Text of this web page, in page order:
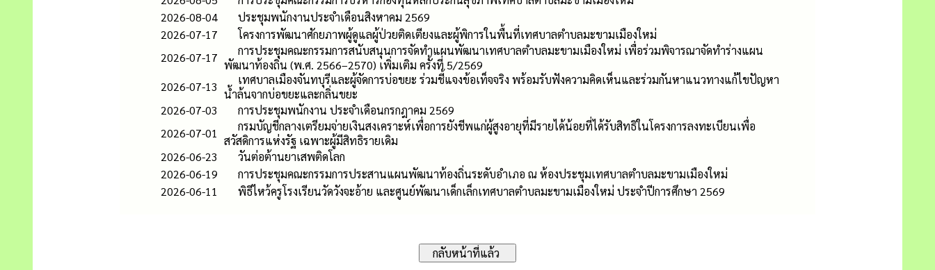
2026-08-04
ประชุมพนักงานประจำเดือนสิงหาคม 2569
2026-07-17
โครงการพัฒนาศักยภาพผู้ดูแลผู้ป่วยติดเตียงและผู้พิการในพื้นที่เทศบาลตำบลมะขามเมืองใหม่
2026-07-17
การประชุมคณะกรรมการสนับสนุนการจัดทำแผนพัฒนาเทศบาลตำบลมะขามเมืองใหม่ เพื่อร่วมพิจารณาจัดทำร่างแผน
พัฒนาท้องถิ่น (พ.ศ. 2566–2570) เพิ่มเติม ครั้งที่ 5/2569
2026-07-13
เทศบาลเมืองจันทบุรีและผู้จัดการบ่อขยะ ร่วมชี้แจงข้อเท็จจริง พร้อมรับฟังความคิดเห็นและร่วมกันหาแนวทางแก้ไขปัญหา
น้ำล้นจากบ่อขยะและกลิ่นขยะ
2026-07-03
การประชุมพนักงาน ประจำเดือนกรกฎาคม 2569
2026-07-01
กรมบัญชีกลางเตรียมจ่ายเงินสงเคราะห์เพื่อการยังชีพแก่ผู้สูงอายุที่มีรายได้น้อยที่ได้รับสิทธิในโครงการลงทะเบียนเพื่อ
สวัสดิการแห่งรัฐ เฉพาะผู้มีสิทธิรายเดิม
2026-06-23
วันต่อต้านยาเสพติดโลก
2026-06-19
การประชุมคณะกรรมการประสานแผนพัฒนาท้องถิ่นระดับอำเภอ ณ ห้องประชุมเทศบาลตำบลมะขามเมืองใหม่
2026-06-11
พิธีไหว้ครูโรงเรียนวัดวังจะอ้าย และศูนย์พัฒนาเด็กเล็กเทศบาลตำบลมะขามเมืองใหม่ ประจำปีการศึกษา 2569